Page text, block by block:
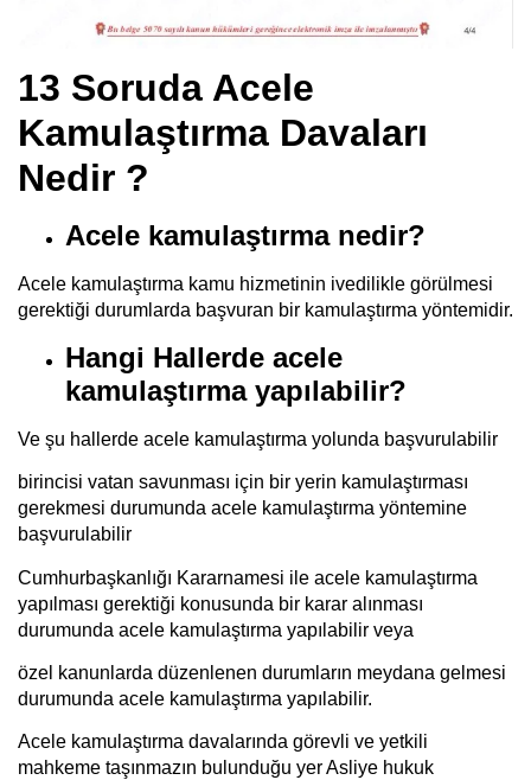
13 Soruda Acele
Kamulaştırma Davaları
Nedir ?
Acele kamulaştırma nedir?
Acele kamulaştırma kamu hizmetinin ivedilikle görülmesi
gerektiği durumlarda başvuran bir kamulaştırma yöntemidir.
Hangi Hallerde acele
kamulaştırma yapılabilir?
Ve şu hallerde acele kamulaştırma yolunda başvurulabilir
birincisi vatan savunması için bir yerin kamulaştırması
gerekmesi durumunda acele kamulaştırma yöntemine
başvurulabilir
Cumhurbaşkanlığı Kararnamesi ile acele kamulaştırma
yapılması gerektiği konusunda bir karar alınması
durumunda acele kamulaştırma yapılabilir veya
özel kanunlarda düzenlenen durumların meydana gelmesi
durumunda acele kamulaştırma yapılabilir.
Acele kamulaştırma davalarında görevli ve yetkili
mahkeme taşınmazın bulunduğu yer Asliye hukuk